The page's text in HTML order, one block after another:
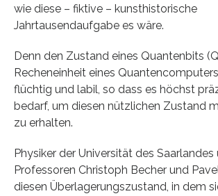
wie diese – fiktive – kunsthistorische
Jahrtausendaufgabe es wäre.
Denn den Zustand eines Quantenbits
Recheneinheit eines
flüchtig und labil, so dass es höchst
bedarf, um diesen nützlichen Zustand
zu erhalten.
Physiker der Universität des Saarlandes
Professoren Christoph Becher und
diesen Überlagerungszustand, in dem